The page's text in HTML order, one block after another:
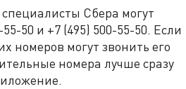
Сбера могут
50 и +7 (495) 500-55-50. Если
номеров могут звонить его
номера лучше сразу